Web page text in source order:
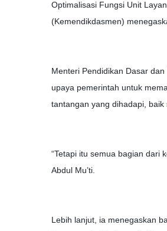
Optimalisasi Fungsi Unit
(Kemendikdasmen)
Menteri Pendidikan Dasar
upaya pemerintah untuk
tantangan yang dihadapi, baik
“Tetapi itu semua bagian dari
Abdul Mu’ti.
Lebih lanjut, ia menegaskan